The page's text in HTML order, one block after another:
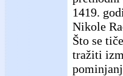
1419.
Nikole
Što se
tražiti